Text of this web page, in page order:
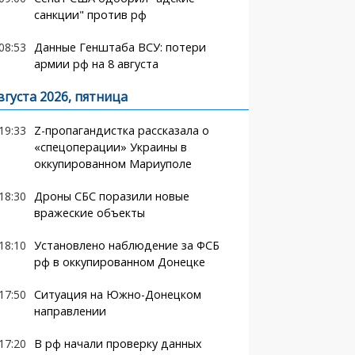
санкции" против рф
Данные Генштаба ВСУ: потери
армии рф на 8 августа
2026, пятница
Z-пропагандистка рассказала о
«спецоперации» Украины в
оккупированном Мариуполе
Дроны СБС поразили новые
вражеские объекты
Установлено наблюдение за ФСБ
рф в оккупированном Донецке
Ситуация на Южно-Донецком
направлении
В рф начали проверку данных